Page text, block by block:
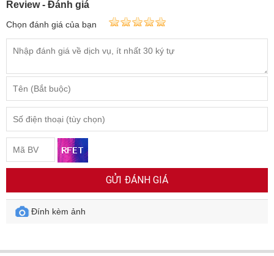
Review - Đánh giá
Chọn đánh giá của bạn
GỬI ĐÁNH GIÁ
Đính kèm ảnh